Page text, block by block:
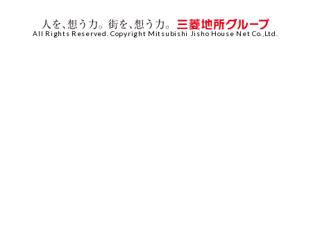
All Rights Reserved. Copyright Mitsubishi Jisho House Net Co.,Ltd.